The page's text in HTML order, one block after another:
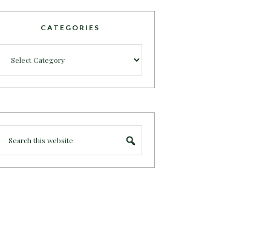
CATEGORIES